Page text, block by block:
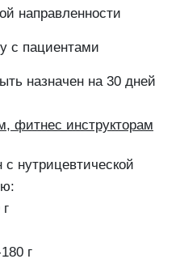
направленности
с пациентами
назначен на 30 дней
фитнес инструкторам
нутрицевтической
г